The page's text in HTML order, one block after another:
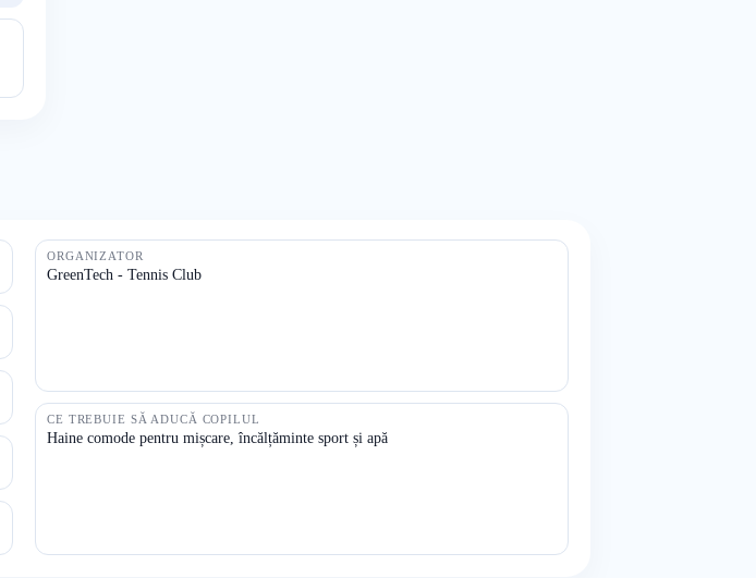
ORGANIZATOR
GreenTech - Tennis Club
CE TREBUIE SĂ ADUCĂ COPILUL
Haine comode pentru mișcare, încălțăminte sport și apă